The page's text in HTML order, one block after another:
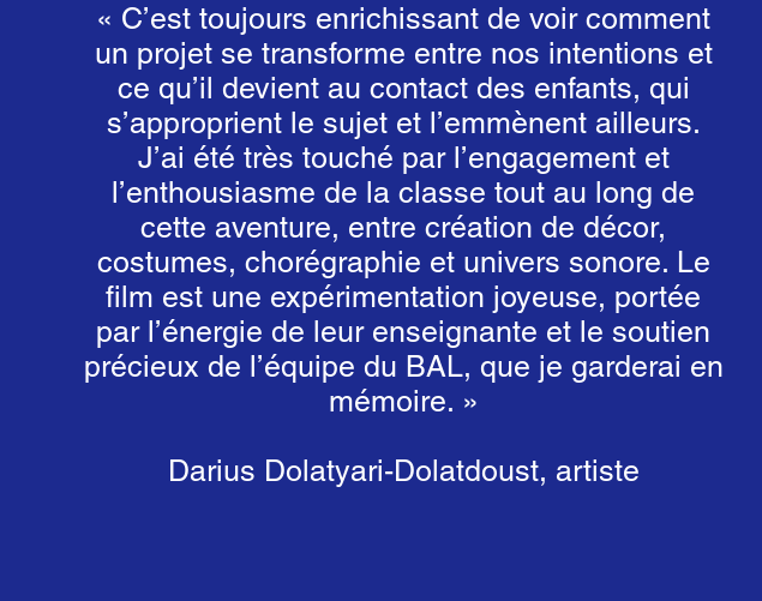
« C’est toujours enrichissant de voir comment
un projet se transforme entre nos intentions et
ce qu’il devient au contact des enfants, qui
s’approprient le sujet et l’emmènent ailleurs.
J’ai été très touché par l’engagement et
l’enthousiasme de la classe tout au long de
cette aventure, entre création de décor,
costumes, chorégraphie et univers sonore. Le
film est une expérimentation joyeuse, portée
par l’énergie de leur enseignante et le soutien
précieux de l’équipe du BAL, que je garderai en
mémoire. »
Darius Dolatyari-Dolatdoust, artiste